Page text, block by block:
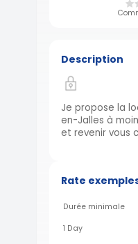
Description
Je propose la
en-Jalles à
et revenir vous
Rate
Durée minimale
1 Day